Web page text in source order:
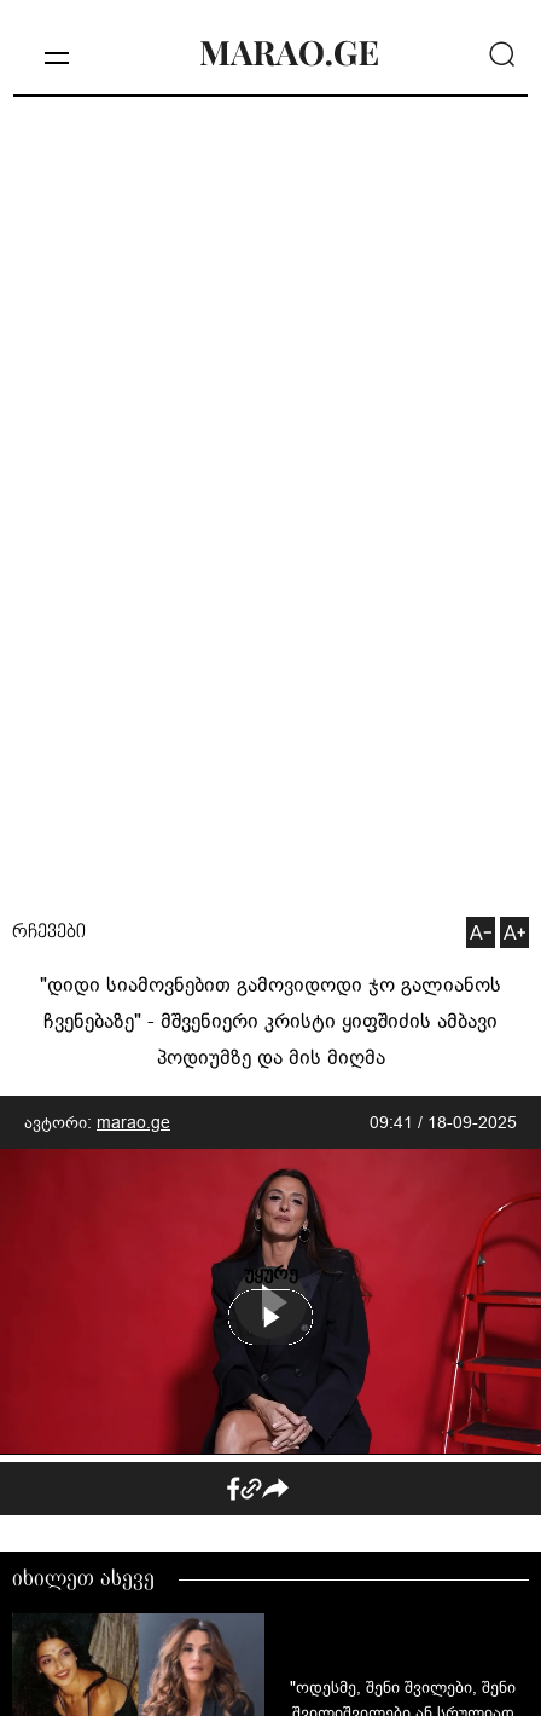
რჩევები
"დიდი სიამოვნებით გამოვიდოდი ჯო გალიანოს
ჩვენებაზე" - მშვენიერი კრისტი ყიფშიძის ამბავი
პოდიუმზე და მის მიღმა
ავტორი: marao.ge 09:41 / 18-09-2025
უყურე
იხილეთ ასევე
"ოდესმე, შენი შვილები, შენი
შვილიშვილები ან სრულიად